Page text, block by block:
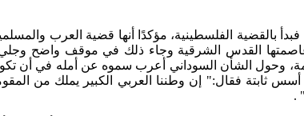
بالقضية الفلسطينية، مؤكدًا أنها قضية العرب
الفلسطيني وإقامة دولته المستقلة على حدود 1967م، وعاصمتها القدس
وحول الشأن السوداني أعرب سموه عن أمله في أن
ثابتة فقال:" إن وطننا العربي الكبير يملك من
.